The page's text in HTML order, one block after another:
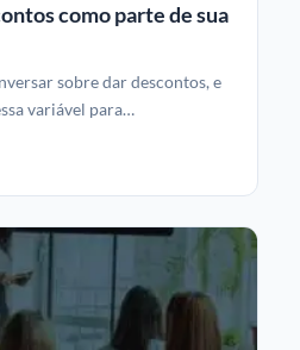
como parte de sua
sobre dar descontos, e
variável para…